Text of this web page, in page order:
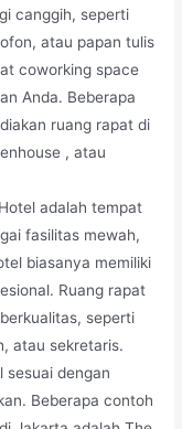
canggih, seperti
atau papan tulis
coworking space
Anda. Beberapa
ruang rapat di
, atau
adalah tempat
fasilitas mewah,
biasanya memiliki
Ruang rapat
seperti
atau sekretaris.
sesuai dengan
Beberapa contoh